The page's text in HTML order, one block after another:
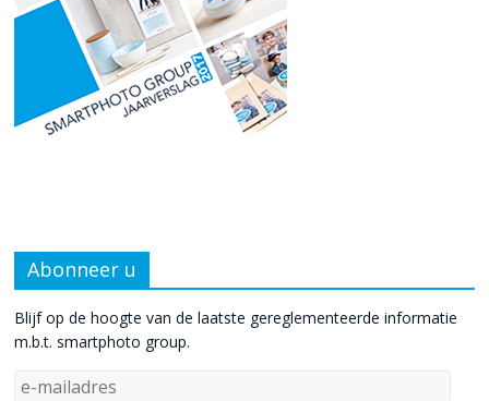
Abonneer u
Blijf op de hoogte van de laatste gereglementeerde informatie
m.b.t. smartphoto group.